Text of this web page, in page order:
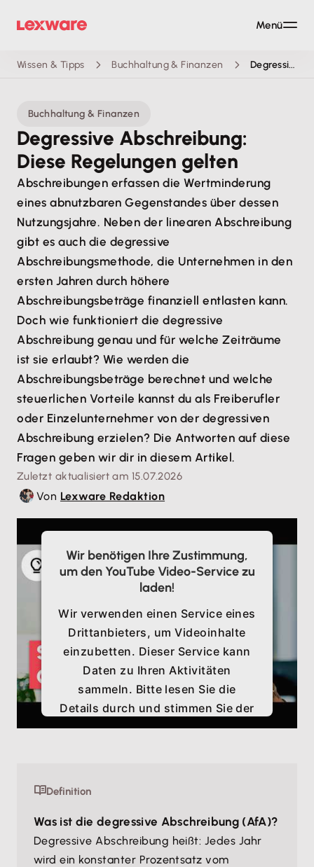
Wissen & Tipps Buchhaltung & Finanzen Degressive Abschreibung: Diese Regelungen gelten
Buchhaltung & Finanzen
Degressive Abschreibung:
Diese Regelungen gelten
Abschreibungen erfassen die Wertminderung
eines abnutzbaren Gegenstandes über dessen
Nutzungsjahre. Neben der linearen Abschreibung
gibt es auch die degressive
Abschreibungsmethode, die Unternehmen in den
ersten Jahren durch höhere
Abschreibungsbeträge finanziell entlasten kann.
Doch wie funktioniert die degressive
Abschreibung genau und für welche Zeiträume
ist sie erlaubt? Wie werden die
Abschreibungsbeträge berechnet und welche
steuerlichen Vorteile kannst du als Freiberufler
oder Einzelunternehmer von der degressiven
Abschreibung erzielen? Die Antworten auf diese
Fragen geben wir dir in diesem Artikel.
Zuletzt aktualisiert am 15.07.2026
Von Lexware Redaktion
Wir benötigen Ihre Zustimmung,
um den YouTube Video-Service zu
laden!
Wir verwenden einen Service eines
Drittanbieters, um Videoinhalte
einzubetten. Dieser Service kann
Daten zu Ihren Aktivitäten
sammeln. Bitte lesen Sie die
Details durch und stimmen Sie der
Nutzung des Service zu, um
Akzeptieren
Definition
Was ist die degressive Abschreibung (AfA)?
Degressive Abschreibung heißt: Jedes Jahr
wird ein konstanter Prozentsatz vom
Menü